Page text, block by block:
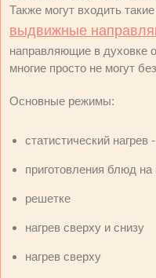
Также могут входить
выдвижные
направляющие в духовке
многие просто не могут
Основные режимы:
статистический нагрев
приготовления блюд
решетке
нагрев сверху и снизу
нагрев сверху